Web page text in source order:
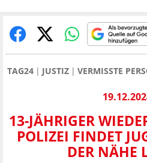
TAG24 JUSTIZ VERMISSTE
13-JÄHRIGER
POLIZEI FINDET
DER NÄHE